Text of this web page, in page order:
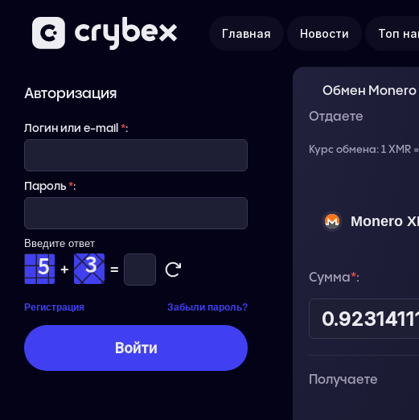
Главная Новости Топ
Обмен Monero
Отдаете
Курс обмена:1 XMR
Monero
Сумма*:
Получаете
Авторизация
Логин или e-mail *:
Пароль *:
Введите ответ
+ =
Регистрация Забыли пароль?